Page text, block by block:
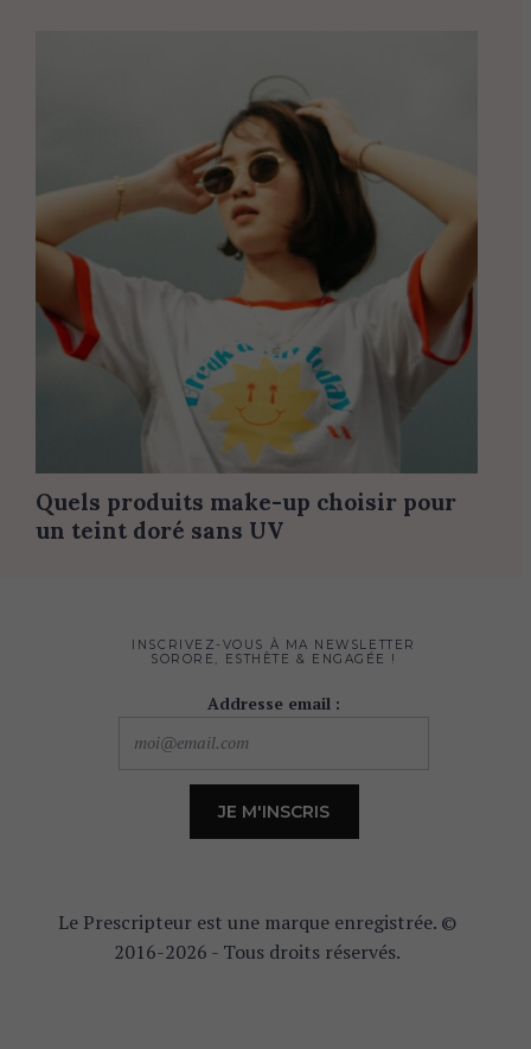
Quels produits make-up choisir pour
un teint doré sans UV
INSCRIVEZ-VOUS À MA NEWSLETTER
SORORE, ESTHÈTE & ENGAGÉE !
Addresse email :
Le Prescripteur est une marque enregistrée. ©
2016-2026 - Tous droits réservés.